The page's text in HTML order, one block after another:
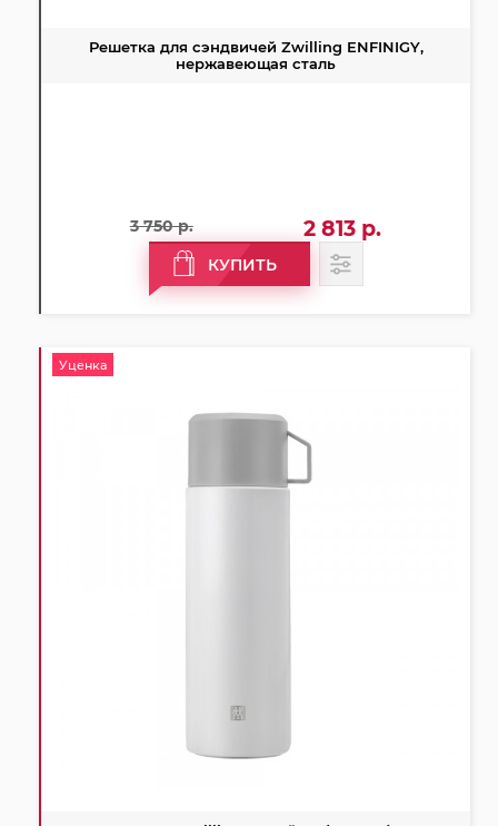
Решетка для сэндвичей Zwilling ENFINIGY,
нержавеющая сталь
3 750 р. 2 813 р.
КУПИТЬ
Уценка